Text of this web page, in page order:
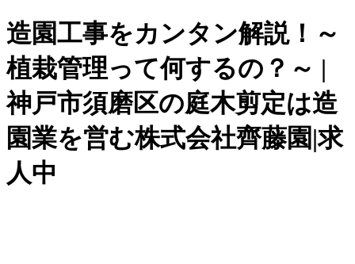
造園工事をカンタン解説！～
植栽管理って何するの？～ |
神戸市須磨区の庭木剪定は造
園業を営む株式会社齊藤園|求
人中